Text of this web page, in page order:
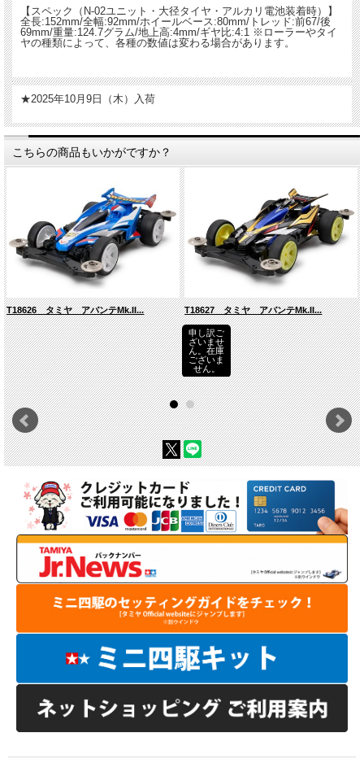
【スペック（N-02ユニット・大径タイヤ・アルカリ電池装着時）】
全長:152mm/全幅:92mm/ホイールベース:80mm/トレッド:前67/後
69mm/重量:124.7グラム/地上高:4mm/ギヤ比:4:1 ※ローラーやタイ
ヤの種類によって、各種の数値は変わる場合があります。
★2025年10月9日（木）入荷
こちらの商品もいかがですか？
T18626 タミヤ アバンテMk.II... T18627 タミヤ アバンテMk.II...
申し訳ご
ざいませ
ん。在庫
ございま
せん。